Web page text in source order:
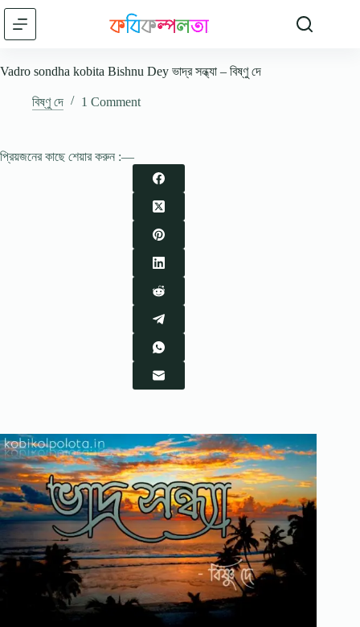
Skip
content
Vadro sondha kobita Bishnu Dey ভাদ্র সন্ধ্যা – বিষ্ণু দে
বিষ্ণু দে 1 Comment
প্রিয়জনের কাছে শেয়ার করুন :—